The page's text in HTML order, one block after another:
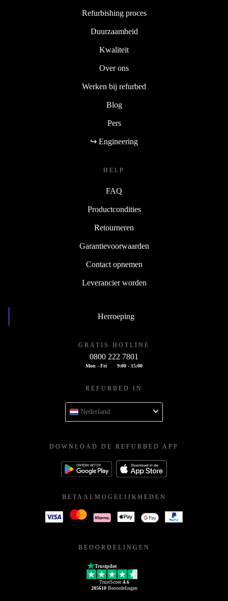
Refurbishing proces
Duurzaamheid
Kwaliteit
Over ons
Werken bij refurbed
Blog
Pers
↪ Engineering
HELP
FAQ
Productcondities
Retourneren
Garantievoorwaarden
Contact opnemen
Leverancier worden
Herroeping
GRATIS HOTLINE
0800 222 7801
Mon - Fri 9:00 - 15:00
REFURBED IN
Nederland
DOWNLOAD DE REFURBED APP
BETAALMOGELIJKHEDEN
BEOORDELINGEN
Trustpilot
TrustScore 4.6
205610Beoordelingen